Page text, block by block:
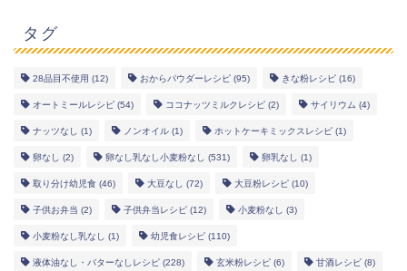
タグ
28品目不使用 (12) おからパウダーレシピ (95) きな粉レシピ (16)
オートミールレシピ (54) ココナッツミルクレシピ (2) サイリウム (4)
ナッツなし (1) ノンオイル (1) ホットケーキミックスレシピ (1)
卵なし (2) 卵なし乳なし小麦粉なし (531) 卵乳なし (1)
取り分け幼児食 (46) 大豆なし (72) 大豆粉レシピ (10)
子供お弁当 (2) 子供弁当レシピ (12) 小麦粉なし (3)
小麦粉なし乳なし (1) 幼児食レシピ (110)
液体油なし・バターなしレシピ (228) 玄米粉レシピ (6) 甘酒レシピ (8)
幼児食レシピ
米粉レシピ
ヘルシーレシピ
works